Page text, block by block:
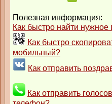
Полезная информация:
Как быстро найти нужное
Как быстро
мобильный?
Как отправить
Как отправить